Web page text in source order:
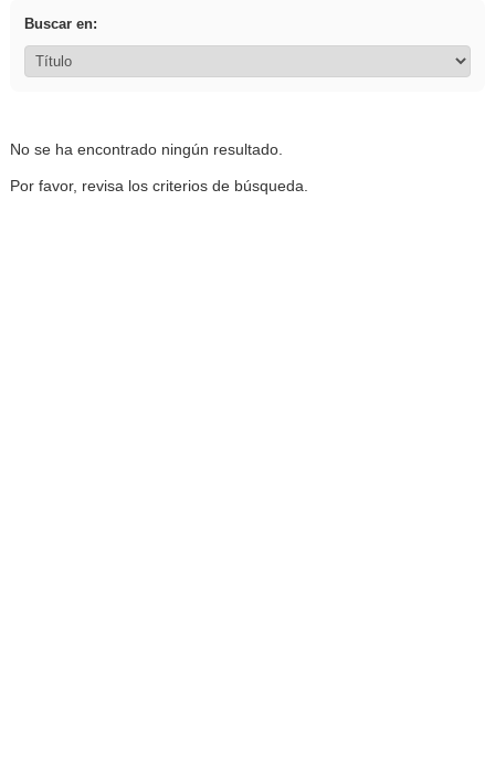
Buscar en:
No se ha encontrado ningún resultado.
Por favor, revisa los criterios de búsqueda.